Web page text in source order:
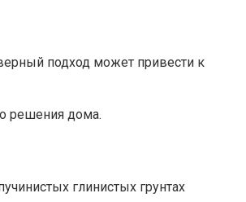
подход может привести к
решения дома.
глинистых грунтах